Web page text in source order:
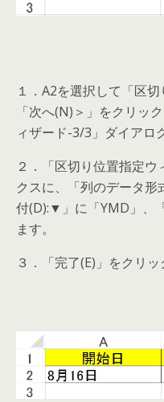
１．A2を選択して「区
「次へ(N)＞」をクリッ
ィザード-3/3」ダイアロ
２．「区切り位置指定
クスに、「列のデータ形
付(D):▼」に「YMD」、
ます。
３．「完了(E)」をクリッ